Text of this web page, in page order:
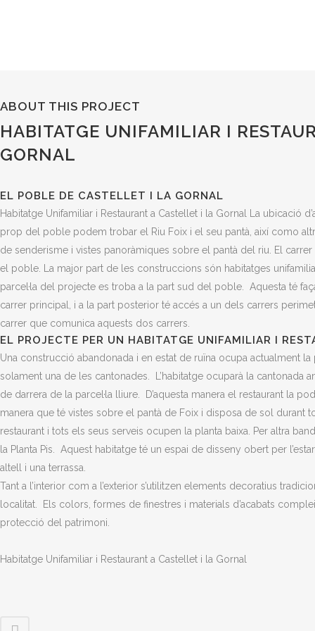
ABOUT THIS PROJECT
HABITATGE UNIFAMILIAR I
GORNAL
EL POBLE DE CASTELLET I LA GORNAL
Habitatge Unifamiliar i Restaurant a Castellet i la Gornal La ubicació
prop del poble podem trobar el Riu Foix i el seu pantà, així como
de senderisme i vistes panoràmiques sobre el pantà del riu. El
el poble. La major part de les construccions són habitatges
parcel·la del projecte es troba a la part sud del poble. Aquesta té
carrer principal, i a la part posterior té accés a un dels carrers
carrer que comunica aquests dos carrers.
EL PROJECTE PER UN HABITATGE UNIFAMILIAR I
Una construcció abandonada i en estat de ruïna ocupa actualment
solament una de les cantonades. L’habitatge ocuparà la
de darrera de la parcel·la lliure. D’aquesta manera el restaurant la
manera que té vistes sobre el pantà de Foix i disposa de sol durant
restaurant i tots els seus serveis ocupen la planta baixa. Per altra
la Planta Pis. Aquest habitatge té un espai de disseny obert per
altell i una terrassa.
Tant a l’interior com a l’exterior s’utilitzen elements decoratius
localitat. Els colors, formes de finestres i materials d’acabats
protecció del patrimoni.
Habitatge Unifamiliar i Restaurant a Castellet i la Gornal